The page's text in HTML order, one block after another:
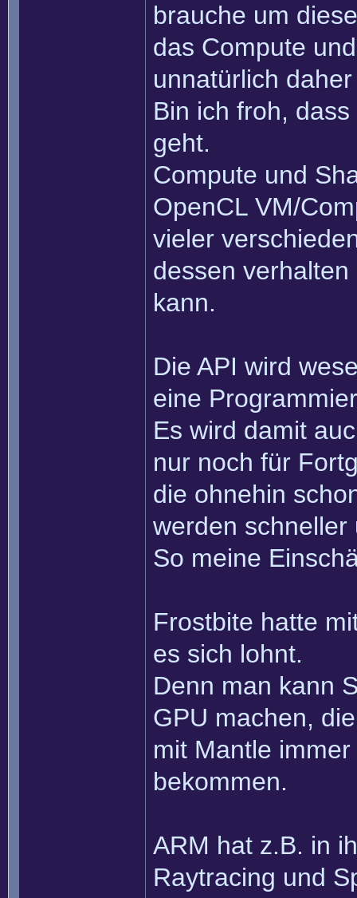
brauche um
das Compute
unnatürlich
Bin ich froh,
geht.
Compute und
OpenCL VM/
vieler
dessen
kann.
Die API wird
eine
Es wird damit
nur noch für
die ohnehin
werden
So meine
Frostbite hatte
es sich lohnt.
Denn man kann
GPU machen,
mit Mantle
bekommen.
ARM hat z.B. in
Raytracing und